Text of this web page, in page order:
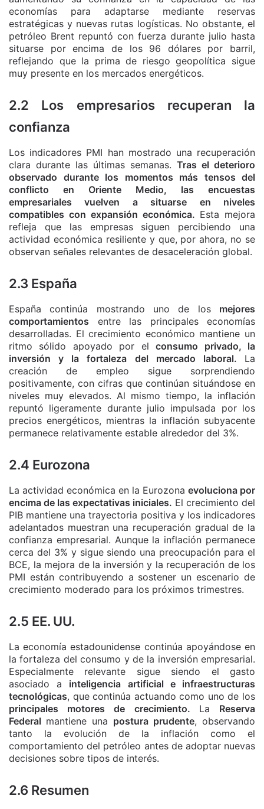
economías para adaptarse mediante reservas
estratégicas y nuevas rutas logísticas. No obstante, el
petróleo Brent repuntó con fuerza durante julio hasta
situarse por encima de los 96 dólares por barril,
reflejando que la prima de riesgo geopolítica sigue
muy presente en los mercados energéticos.
2.2 Los empresarios recuperan la
confianza
Los indicadores PMI han mostrado una recuperación
clara durante las últimas semanas. Tras el deterioro
observado durante los momentos más tensos del
conflicto en Oriente Medio, las encuestas
empresariales vuelven a situarse en niveles
compatibles con expansión económica. Esta mejora
refleja que las empresas siguen percibiendo una
actividad económica resiliente y que, por ahora, no se
observan señales relevantes de desaceleración global.
2.3 España
España continúa mostrando uno de los mejores
comportamientos entre las principales economías
desarrolladas. El crecimiento económico mantiene un
ritmo sólido apoyado por elconsumo privado, la
inversión y la fortaleza del mercado laboral. La
creación de empleo sigue sorprendiendo
positivamente, con cifras que continúan situándose en
niveles muy elevados. Al mismo tiempo, la inflación
repuntó ligeramente durante julio impulsada por los
precios energéticos, mientras la inflación subyacente
permanece relativamente estable alrededor del 3%.
2.4 Eurozona
La actividad económica en la Eurozona evoluciona por
encima de las expectativas iniciales. El crecimiento del
PIB mantiene una trayectoria positiva y los indicadores
adelantados muestran una recuperación gradual de la
confianza empresarial. Aunque la inflación permanece
cerca del 3% y sigue siendo una preocupación para el
BCE, la mejora de la inversión y la recuperación de los
PMI están contribuyendo a sostener un escenario de
crecimiento moderado para los próximos trimestres.
2.5 EE. UU.
La economía estadounidense continúa apoyándose en
la fortaleza del consumo y de la inversión empresarial.
Especialmente relevante sigue siendo el gasto
asociado a inteligencia artificial e infraestructuras
tecnológicas, que continúa actuando como uno de los
principales motores de crecimiento. La Reserva
Federal mantiene una postura prudente, observando
tanto la evolución de la inflación como el
comportamiento del petróleo antes de adoptar nuevas
decisiones sobre tipos de interés.
2.6 Resumen